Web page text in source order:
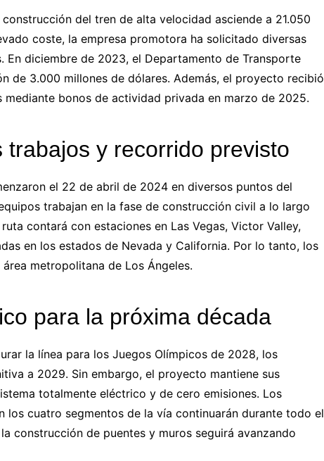
del tren de alta velocidad asciende a 21.050
coste, la empresa promotora ha solicitado diversas
En diciembre de 2023, el Departamento de Transporte
de 3.000 millones de dólares. Además, el proyecto recibió
bonos de actividad privada en marzo de 2025.
trabajos y recorrido previsto
el 22 de abril de 2024 en diversos puntos del
trabajan en la fase de construcción civil a lo largo
contará con estaciones en Las Vegas, Victor Valley,
en los estados de Nevada y California. Por lo tanto, los
metropolitana de Los Ángeles.
para la próxima década
la línea para los Juegos Olímpicos de 2028, los
a 2029. Sin embargo, el proyecto mantiene sus
totalmente eléctrico y de cero emisiones. Los
los cuatro segmentos de la vía continuarán durante todo el
construcción de puentes y muros seguirá avanzando